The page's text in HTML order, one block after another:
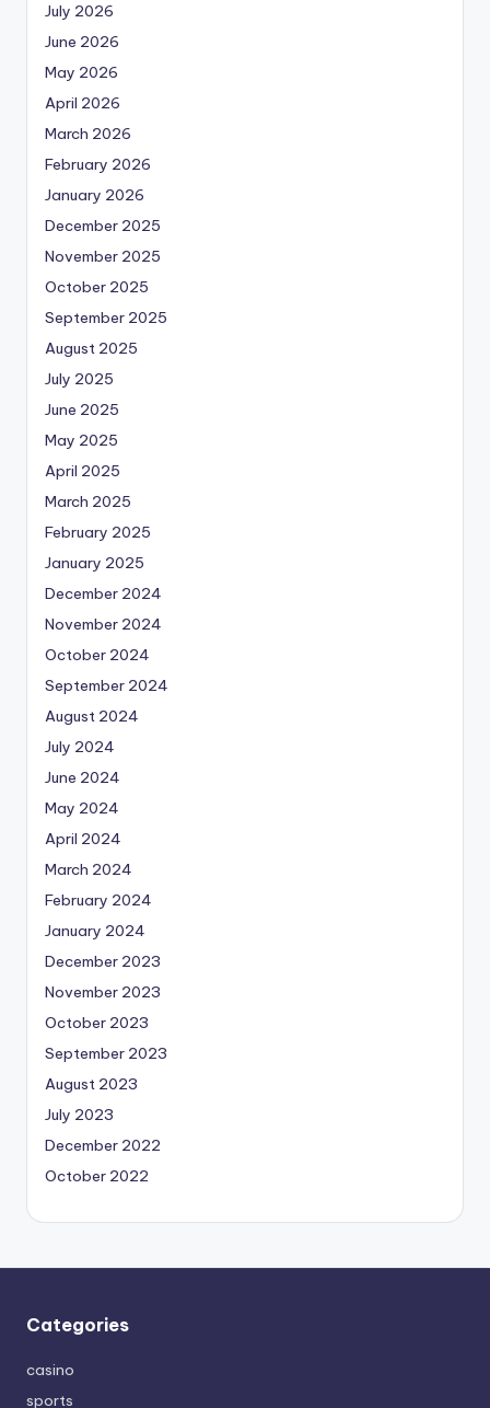
July 2026
June 2026
May 2026
April 2026
March 2026
February 2026
January 2026
December 2025
November 2025
October 2025
September 2025
August 2025
July 2025
June 2025
May 2025
April 2025
March 2025
February 2025
January 2025
December 2024
November 2024
October 2024
September 2024
August 2024
July 2024
June 2024
May 2024
April 2024
March 2024
February 2024
January 2024
December 2023
November 2023
October 2023
September 2023
August 2023
July 2023
December 2022
October 2022
Categories
casino
sports